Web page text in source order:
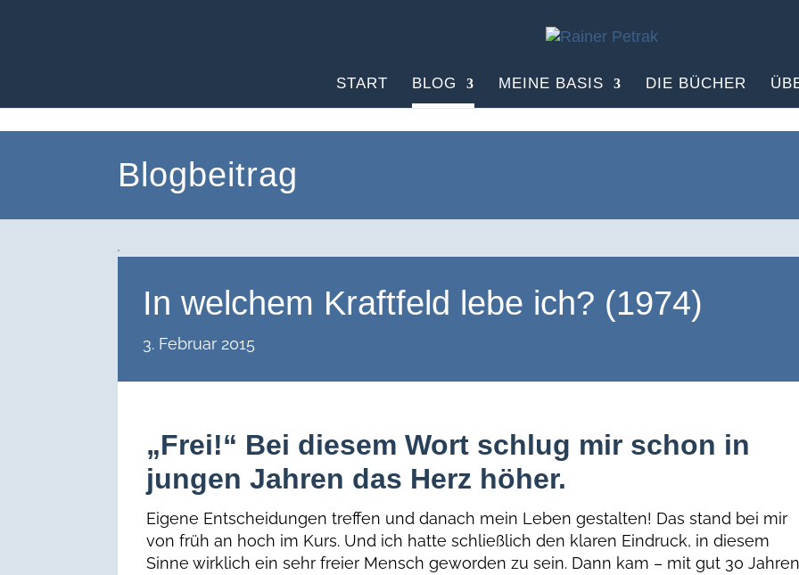
START BLOG MEINE BASIS DIE BÜCHER
Blogbeitrag
In welchem Kraftfeld lebe ich? (1974)
3. Februar 2015
„Frei!“ Bei diesem Wort schlug mir schon in
jungen Jahren das Herz höher.
Eigene Entscheidungen treffen und danach mein Leben gestalten! Das stand bei mir
von früh an hoch im Kurs. Und ich hatte schließlich den klaren Eindruck, in diesem
Sinne wirklich ein sehr freier Mensch geworden zu sein. Dann kam – mit gut 30